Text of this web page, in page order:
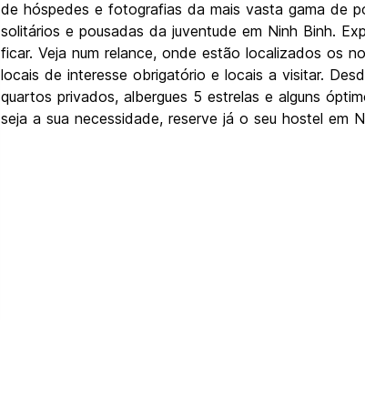
de hóspedes e fotografias da mais vasta gama de
solitários e pousadas da juventude em Ninh Binh.
ficar. Veja num relance, onde estão localizados os
locais de interesse obrigatório e locais a visitar.
quartos privados, albergues 5 estrelas e alguns
seja a sua necessidade, reserve já o seu hostel em